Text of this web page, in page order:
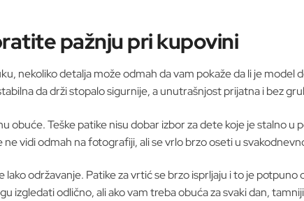
pažnju pri kupovini
nekoliko detalja može odmah da vam pokaže da li je
da drži stopalo sigurnije, a unutrašnjost prijatna i bez
obuće. Teške patike nisu dobar izbor za dete koje je stalno
ne vidi odmah na fotografiji, ali se vrlo brzo oseti u
lako održavanje. Patike za vrtić se brzo isprljaju i to je
izgledati odlično, ali ako vam treba obuća za svaki dan,